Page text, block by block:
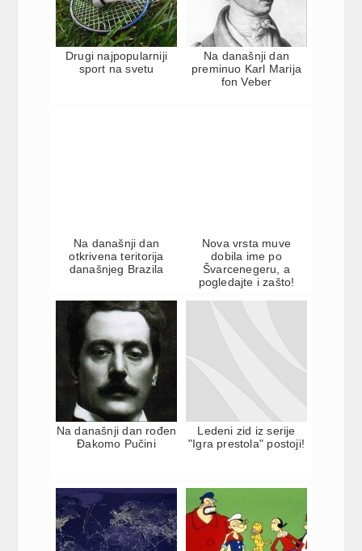
Drugi najpopularniji
sport na svetu
Na današnji dan
preminuo Karl Marija
fon Veber
Na današnji dan
otkrivena teritorija
današnjeg Brazila
Nova vrsta muve
dobila ime po
Švarcenegeru, a
pogledajte i zašto!
Na današnji dan rođen
Đakomo Pučini
Ledeni zid iz serije
"Igra prestola" postoji!